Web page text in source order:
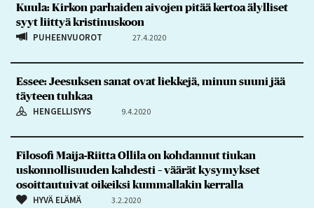
Kuula: Kirkon parhaiden aivojen pitää kertoa älylliset
syyt liittyä kristinuskoon
PUHEENVUOROT 27.4.2020
Essee: Jeesuksen sanat ovat liekkejä, minun suuni jää
täyteen tuhkaa
HENGELLISYYS 9.4.2020
Filosofi Maija-Riitta Ollila on kohdannut tiukan
uskonnollisuuden kahdesti – väärät kysymykset
osoittautuivat oikeiksi kummallakin kerralla
HYVÄ ELÄMÄ 3.2.2020